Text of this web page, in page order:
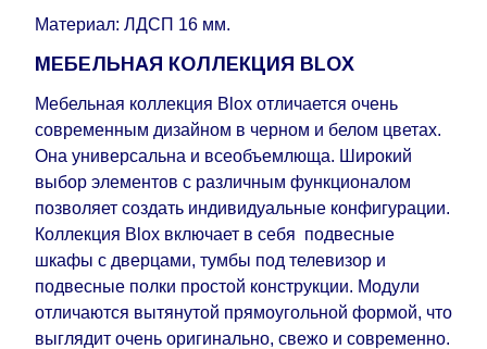
Материал: ЛДСП 16 мм.
МЕБЕЛЬНАЯ КОЛЛЕКЦИЯ BLOX
Мебельная коллекция Blox отличается очень
современным дизайном в черном и белом цветах.
Она универсальна и всеобъемлюща. Широкий
выбор элементов с различным функционалом
позволяет создать индивидуальные конфигурации.
Коллекция Blox включает в себя подвесные
шкафы с дверцами, тумбы под телевизор и
подвесные полки простой конструкции. Модули
отличаются вытянутой прямоугольной формой, что
выглядит очень оригинально, свежо и современно.